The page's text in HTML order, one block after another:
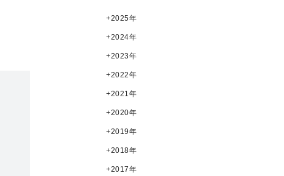
2025年
2024年
2023年
2022年
2021年
2020年
2019年
2018年
2017年